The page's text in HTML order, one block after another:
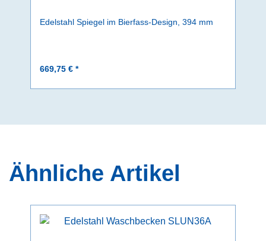
Edelstahl Spiegel im Bierfass-Design, 394 mm
669,75 € *
Ähnliche Artikel